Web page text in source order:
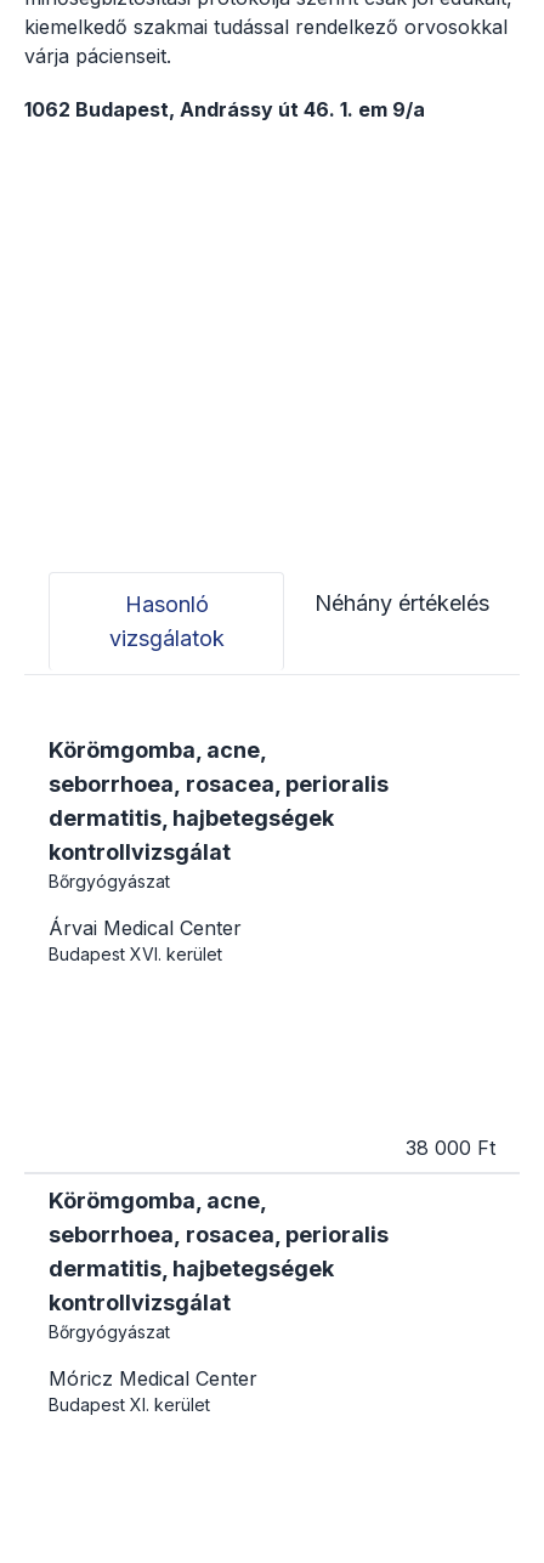
kiemelkedő szakmai tudással rendelkező orvosokkal
várja pácienseit.
1062 Budapest, Andrássy út 46. 1. em 9/a
Hasonló
vizsgálatok
Néhány értékelés
Körömgomba, acne,
seborrhoea, rosacea, perioralis
dermatitis, hajbetegségek
kontrollvizsgálat
Bőrgyógyászat
Árvai Medical Center
Budapest XVI. kerület
38 000 Ft
Körömgomba, acne,
seborrhoea, rosacea, perioralis
dermatitis, hajbetegségek
kontrollvizsgálat
Bőrgyógyászat
Móricz Medical Center
Budapest XI. kerület